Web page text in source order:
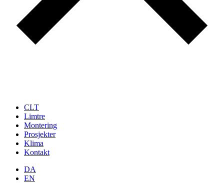
CLT
Limtre
Montering
Prosjekter
Klima
Kontakt
DA
EN